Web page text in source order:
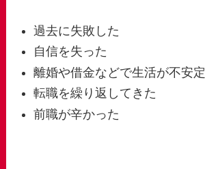
過去に失敗した
自信を失った
離婚や借金などで生活が不安定
転職を繰り返してきた
前職が辛かった